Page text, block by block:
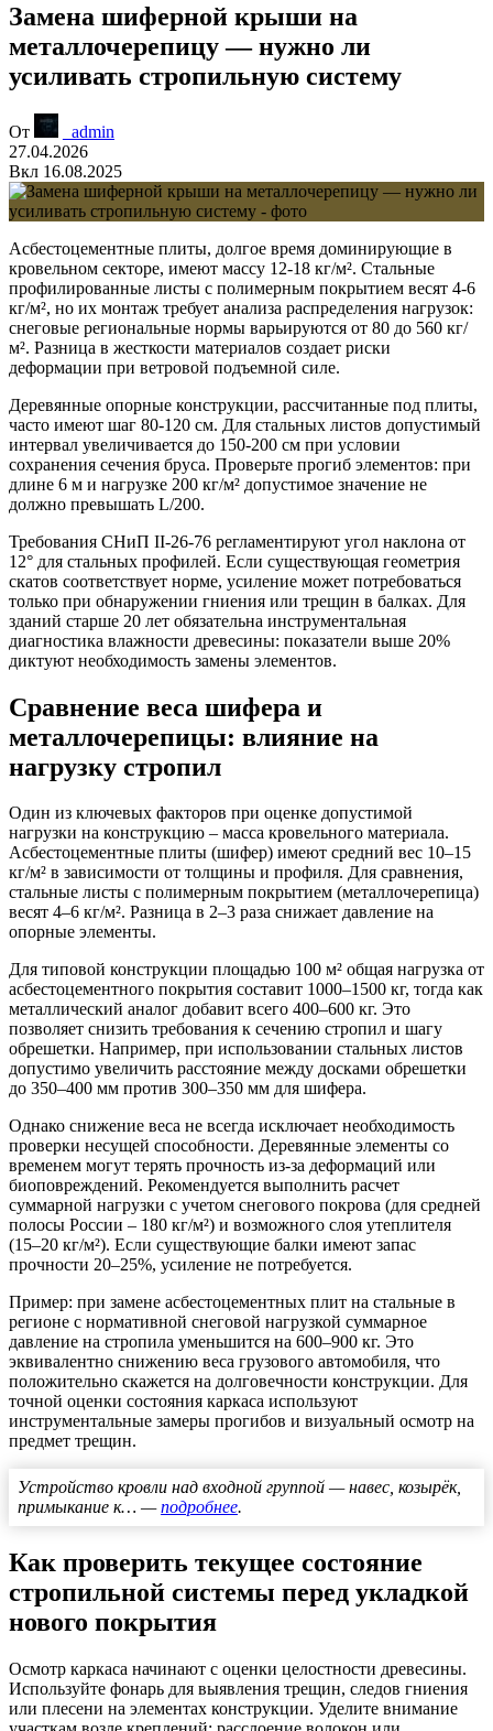
Замена шиферной крыши на
металлочерепицу — нужно ли
усиливать стропильную систему
От
_admin
27.04.2026
Вкл 16.08.2025
Асбестоцементные плиты, долгое время доминирующие в
кровельном секторе, имеют массу 12-18 кг/м². Стальные
профилированные листы с полимерным покрытием весят 4-6
кг/м², но их монтаж требует анализа распределения нагрузок:
снеговые региональные нормы варьируются от 80 до 560 кг/
м². Разница в жесткости материалов создает риски
деформации при ветровой подъемной силе.
Деревянные опорные конструкции, рассчитанные под плиты,
часто имеют шаг 80-120 см. Для стальных листов допустимый
интервал увеличивается до 150-200 см при условии
сохранения сечения бруса. Проверьте прогиб элементов: при
длине 6 м и нагрузке 200 кг/м² допустимое значение не
должно превышать L/200.
Требования СНиП II-26-76 регламентируют угол наклона от
12° для стальных профилей. Если существующая геометрия
скатов соответствует норме, усиление может потребоваться
только при обнаружении гниения или трещин в балках. Для
зданий старше 20 лет обязательна инструментальная
диагностика влажности древесины: показатели выше 20%
диктуют необходимость замены элементов.
Сравнение веса шифера и
металлочерепицы: влияние на
нагрузку стропил
Один из ключевых факторов при оценке допустимой
нагрузки на конструкцию – масса кровельного материала.
Асбестоцементные плиты (шифер) имеют средний вес 10–15
кг/м² в зависимости от толщины и профиля. Для сравнения,
стальные листы с полимерным покрытием (металлочерепица)
весят 4–6 кг/м². Разница в 2–3 раза снижает давление на
опорные элементы.
Для типовой конструкции площадью 100 м² общая нагрузка от
асбестоцементного покрытия составит 1000–1500 кг, тогда как
металлический аналог добавит всего 400–600 кг. Это
позволяет снизить требования к сечению стропил и шагу
обрешетки. Например, при использовании стальных листов
допустимо увеличить расстояние между досками обрешетки
до 350–400 мм против 300–350 мм для шифера.
Однако снижение веса не всегда исключает необходимость
проверки несущей способности. Деревянные элементы со
временем могут терять прочность из-за деформаций или
биоповреждений. Рекомендуется выполнить расчет
суммарной нагрузки с учетом снегового покрова (для средней
полосы России – 180 кг/м²) и возможного слоя утеплителя
(15–20 кг/м²). Если существующие балки имеют запас
прочности 20–25%, усиление не потребуется.
Пример: при замене асбестоцементных плит на стальные в
регионе с нормативной снеговой нагрузкой суммарное
давление на стропила уменьшится на 600–900 кг. Это
эквивалентно снижению веса грузового автомобиля, что
положительно скажется на долговечности конструкции. Для
точной оценки состояния каркаса используют
инструментальные замеры прогибов и визуальный осмотр на
предмет трещин.
Устройство кровли над входной группой — навес, козырёк,
примыкание к… —подробнее.
Как проверить текущее состояние
стропильной системы перед укладкой
нового покрытия
Осмотр каркаса начинают с оценки целостности древесины.
Используйте фонарь для выявления трещин, следов гниения
или плесени на элементах конструкции. Уделите внимание